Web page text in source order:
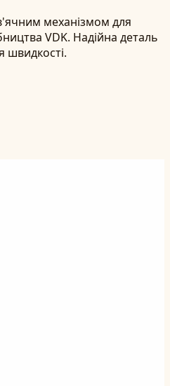
механізмом для
VDK. Надійна деталь
швидкості.